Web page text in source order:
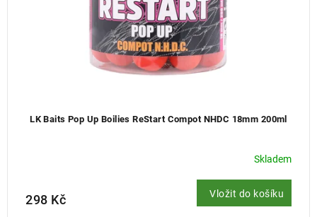
LK Baits Pop Up Boilies ReStart Compot NHDC 18mm 200ml
Skladem
298 Kč Vložit do košíku